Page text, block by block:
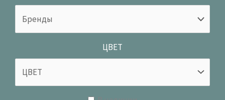
ЦВЕТ